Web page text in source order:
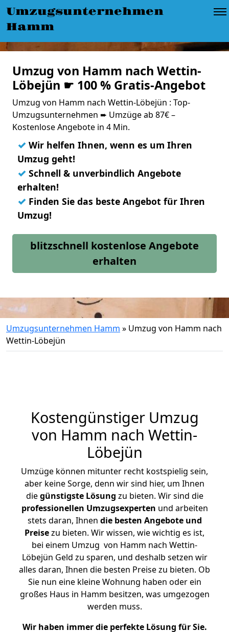
Umzugsunternehmen
Hamm
Umzug von Hamm nach Wettin-
Löbejün ☛ 100 % Gratis-Angebot
Umzug von Hamm nach Wettin-Löbejün : Top-
Umzugsunternehmen ➨ Umzüge ab 87€ –
Kostenlose Angebote in 4 Min.
✓ Wir helfen Ihnen, wenn es um Ihren
Umzug geht!
✓ Schnell & unverbindlich Angebote
erhalten!
✓ Finden Sie das beste Angebot für Ihren
Umzug!
blitzschnell kostenlose Angebote
erhalten
Umzugsunternehmen Hamm » Umzug von Hamm nach
Wettin-Löbejün
Kostengünstiger Umzug
von Hamm nach Wettin-
Löbejün
Umzüge können mitunter recht kostspielig sein,
aber keine Sorge, denn wir sind hier, um Ihnen
diegünstigste Lösung zu bieten. Wir sind die
professionellen Umzugsexperten und arbeiten
stets daran, Ihnen die besten Angebote und
Preisezu bieten. Wir wissen, wie wichtig es ist,
bei einem Umzug von Hamm nach Wettin-
Löbejün Geld zu sparen, und deshalb setzen wir
alles daran, Ihnen die besten Preise zu bieten. Ob
Sie nun eine kleine Wohnung haben oder ein
großes Haus in Hamm besitzen, was umgezogen
werden muss.
Wir haben immer die perfekte Lösung für Sie.